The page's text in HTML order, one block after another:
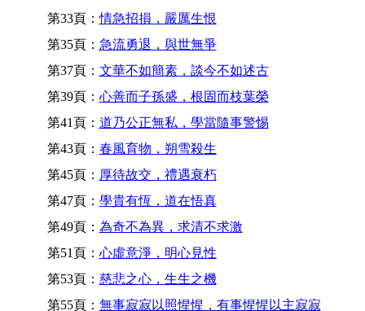
第33頁：情急招損，嚴厲生恨
第35頁： 急流勇退，與世無爭
第37頁： 文華不如簡素，談今不如述古
第39頁： 心善而子孫盛，根固而枝葉榮
第41頁： 道乃公正無私，學當隨事警惕
第43頁： 春風育物，朔雪殺生
第45頁： 厚待故交，禮遇衰朽
第47頁： 學貴有恆，道在悟真
第49頁： 為奇不為異，求清不求激
第51頁： 心虛意淨，明心見性
第53頁： 慈悲之心，生生之機
第55頁： 無事寂寂以照惺惺，有事惺惺以主寂寂